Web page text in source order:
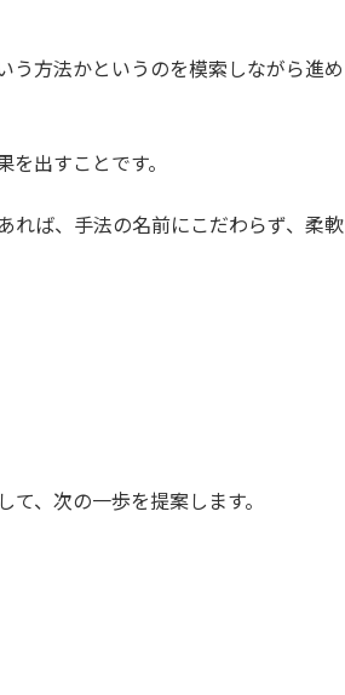
う方法かというのを模索しながら進め
出すことです。
れば、手法の名前にこだわらず、柔軟
、次の一歩を提案します。